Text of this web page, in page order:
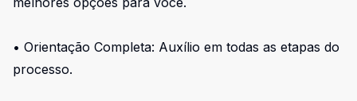
• Orientação Completa: Auxílio em todas as etapas do
processo.